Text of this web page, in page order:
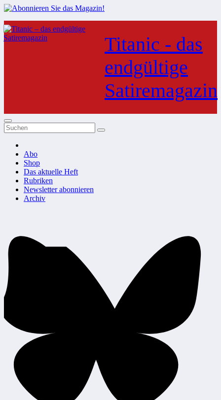
Zum
Inhalt
springen
Titanic - das
endgültige
Satiremagazin
Abo
Shop
Das aktuelle Heft
Rubriken
Newsletter abonnieren
Archiv